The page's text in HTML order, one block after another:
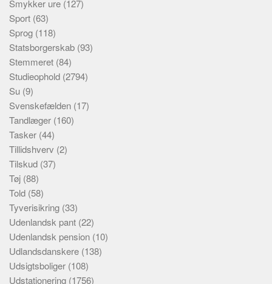
Smykker ure (127)
Sport (63)
Sprog (118)
Statsborgerskab (93)
Stemmeret (84)
Studieophold (2794)
Su (9)
Svenskefælden (17)
Tandlæger (160)
Tasker (44)
Tillidshverv (2)
Tilskud (37)
Tøj (88)
Told (58)
Tyverisikring (33)
Udenlandsk pant (22)
Udenlandsk pension (10)
Udlandsdanskere (138)
Udsigtsboliger (108)
Udstationering (1756)